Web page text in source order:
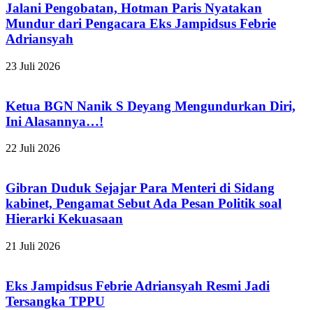
Jalani Pengobatan, Hotman Paris Nyatakan
Mundur dari Pengacara Eks Jampidsus Febrie
Adriansyah
23 Juli 2026
Ketua BGN Nanik S Deyang Mengundurkan Diri,
Ini Alasannya…!
22 Juli 2026
Gibran Duduk Sejajar Para Menteri di Sidang
kabinet, Pengamat Sebut Ada Pesan Politik soal
Hierarki Kekuasaan
21 Juli 2026
Eks Jampidsus Febrie Adriansyah Resmi Jadi
Tersangka TPPU